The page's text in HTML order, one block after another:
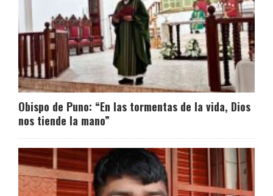
Obispo de Puno: “En las tormentas de la vida, Dios
nos tiende la mano”